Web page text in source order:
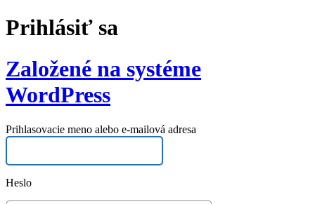
Prihlásiť sa
Založené na systéme
WordPress
Prihlasovacie meno alebo e-mailová adresa
Heslo